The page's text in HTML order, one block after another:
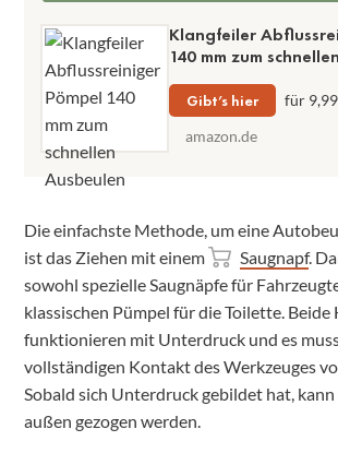
Klangfeiler
140 mm zum
Gibt’s hier
für
amazon.de
Die einfachste Methode, um eine
ist das Ziehen mit einem
Saugnapf.
sowohl spezielle Saugnäpfe für
klassischen Pümpel für die Toilette.
funktionieren mit Unterdruck und es
vollständigen Kontakt des Werkzeuges
Sobald sich Unterdruck gebildet hat, kann
außen gezogen werden.